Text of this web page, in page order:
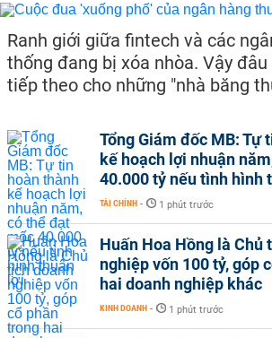
Ranh giới giữa fintech và các
thống đang bị xóa nhòa. Vậy
tiếp theo cho những "nhà băng
Tổng Giám đốc MB: Tự
kế hoạch lợi nhuận
40.000 tỷ nếu tình hình
TÀI CHÍNH - 1 phút trước
Huấn Hoa Hồng là Chủ
nghiệp vốn 100 tỷ, góp
hai doanh nghiệp khác
KINH DOANH - 1 phút trước